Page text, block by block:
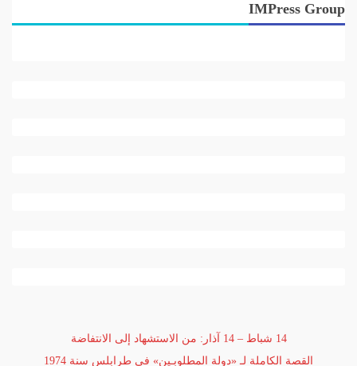
IMPress Group
14 شباط – 14 آذار: من الاستشهاد إلى الانتفاضة
القصة الكاملة لـ «دولة المطلوبـين» في طرابلس سنة 1974